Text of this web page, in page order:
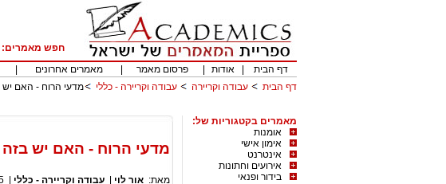
חפש מאמרים:
דף הבית
אודות פרסום מאמר מאמרים אחרונים
דף הבית
עבודה וקריירה עבודה וקריירה - כללי מדעי הרוח - האם
מאמרים בקטגוריות של:
אומנות
אימון אישי
אינטרנט
אירועים וחתונות
בידור ופנאי
מדעי הרוח - האם יש
מאת: אור לוי עבודה וקריירה - כללי